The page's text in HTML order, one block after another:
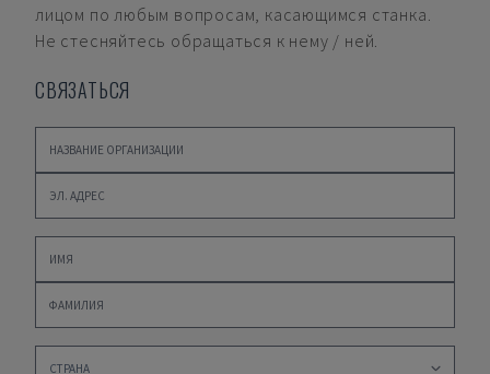
лицом по любым вопросам, касающимся станка.
Не стесняйтесь обращаться к нему / ней.
СВЯЗАТЬСЯ